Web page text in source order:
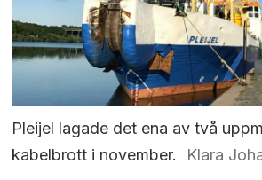
Pleijel lagade det ena av två
kabelbrott i november.
Klara